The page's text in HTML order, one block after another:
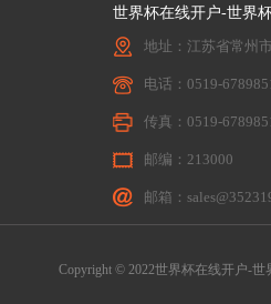
份
世界杯在线开户-世界
地址：江苏省常州
电话：0519-
传真：0519-
邮编：213000
邮箱：
Copyright © 2022世界杯在线开户-世